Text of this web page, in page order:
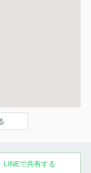
LINEで共有する